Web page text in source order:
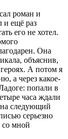
роман и
и ещё раз
его не хотел.
Она
объяснив,
А потом я
а через какое-
попали в
часа ждали
на следующий
серьезно
со мной